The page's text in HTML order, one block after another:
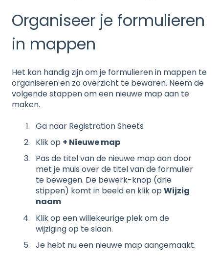
Organiseer je formulieren
in mappen
Het kan handig zijn om je formulieren in mappen te
organiseren en zo overzicht te bewaren. Neem de
volgende stappen om een nieuwe map aan te
maken.
Ga naar Registration Sheets
Klik op + Nieuwe map
Pas de titel van de nieuwe map aan door
met je muis over de titel van de formulier
te bewegen. De bewerk-knop (drie
stippen) komt in beeld en klik op Wijzig
naam
Klik op een willekeurige plek om de
wijziging op te slaan.
Je hebt nu een nieuwe map aangemaakt.